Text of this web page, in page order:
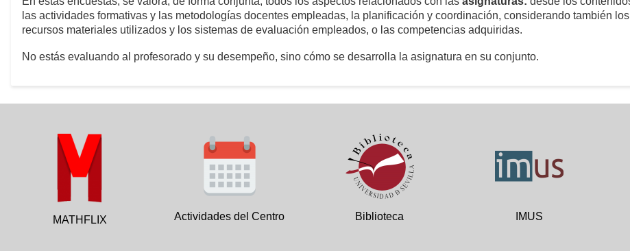
las actividades formativas y las metodologías docentes empleadas, la planificación y coordinación, considerando también los
recursos materiales utilizados y los sistemas de evaluación empleados, o las competencias adquiridas.
No estás evaluando al profesorado y su desempeño, sino cómo se desarrolla la asignatura en su conjunto.
MATHFLIX Actividades del Centro Biblioteca IMUS